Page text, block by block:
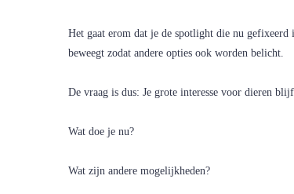
Het gaat erom dat je de spotlight die nu gefixeerd
beweegt zodat andere opties ook worden belicht.
De vraag is dus: Je grote interesse voor dieren
Wat doe je nu?
Wat zijn andere mogelijkheden?